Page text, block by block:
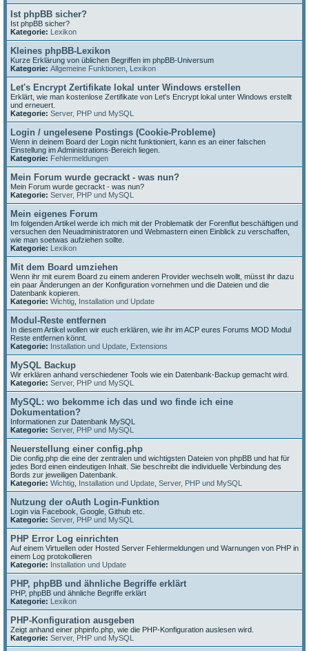
Ist phpBB sicher?
Ist phpBB sicher?
Kategorie: Lexikon
Kleines phpBB-Lexikon
Kurze Erklärung von üblichen Begriffen im phpBB-Universum
Kategorie: Allgemeine Funktionen Lexikon
Let's Encrypt Zertifikate lokal unter Windows erstellen
Erklärt, wie man kostenlose Zertifikate von Let's Encrypt lokal unter Windows erstellt
und erneuert.
Kategorie: Server, PHP und MySQL
Login / ungelesene Postings (Cookie-Probleme)
Wenn in deinem Board der Login nicht funktioniert, kann es an einer falschen
Einstellung im Administrations-Bereich liegen.
Kategorie: Fehlermeldungen
Mein Forum wurde gecrackt - was nun?
Mein Forum wurde gecrackt - was nun?
Kategorie: Server, PHP und MySQL
Mein eigenes Forum
Im folgenden Artikel werde ich mich mit der Problematik der Forenflut beschäftigen und
versuchen den Neuadministratoren und Webmastern einen Einblick zu verschaffen,
wie man soetwas aufziehen sollte.
Kategorie: Lexikon
Mit dem Board umziehen
Wenn ihr mit eurem Board zu einem anderen Provider wechseln wollt, müsst ihr dazu
ein paar Änderungen an der Konfiguration vornehmen und die Dateien und die
Datenbank kopieren.
Kategorie: Wichtig Installation und Update
Modul-Reste entfernen
In diesem Artikel wollen wir euch erklären, wie ihr im ACP eures Forums MOD Modul
Reste entfernen könnt.
Kategorie: Installation und Update Extensions
MySQL Backup
Wir erklären anhand verschiedener Tools wie ein Datenbank-Backup gemacht wird.
Kategorie: Server, PHP und MySQL
MySQL: wo bekomme ich das und wo finde ich eine
Dokumentation?
Informationen zur Datenbank MySQL
Kategorie: Server, PHP und MySQL
Neuerstellung einer config.php
Die config.php die eine der zentralen und wichtigsten Dateien von phpBB und hat für
jedes Bord einen eindeutigen Inhalt. Sie beschreibt die individuelle Verbindung des
Bords zur jeweiligen Datenbank.
Kategorie: Wichtig Installation und Update Server, PHP und MySQL
Nutzung der oAuth Login-Funktion
Login via Facebook, Google, Github etc.
Kategorie: Server, PHP und MySQL
PHP Error Log einrichten
Auf einem Virtuellen oder Hosted Server Fehlermeldungen und Warnungen von PHP in
einem Log protokollieren
Kategorie: Installation und Update
PHP, phpBB und ähnliche Begriffe erklärt
PHP, phpBB und ähnliche Begriffe erklärt
Kategorie: Lexikon
PHP-Konfiguration ausgeben
Zeigt anhand einer phpinfo.php, wie die PHP-Konfiguration auslesen wird.
Kategorie: Server, PHP und MySQL